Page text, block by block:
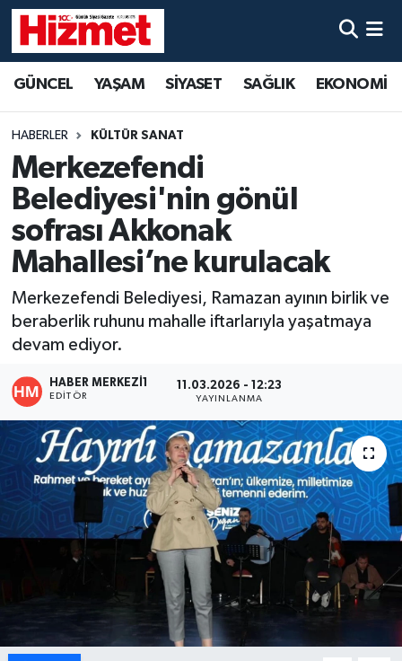
GÜNCEL YAŞAM SİYASET SAĞLIK EKONOMİ
HABERLER KÜLTÜR SANAT
Merkezefendi
Belediyesi'nin gönül
sofrası Akkonak
Mahallesi’ne kurulacak
Merkezefendi Belediyesi, Ramazan ayının birlik ve
beraberlik ruhunu mahalle iftarlarıyla yaşatmaya
devam ediyor.
HABER MERKEZI1
EDITÖR
11.03.2026 - 12:23
YAYINLANMA
YAŞAM
SİYASET
SAĞLIK
EKONOMİ
KÜLTÜR SANAT
SPOR
MAGAZİN
ÖZEL HABER
DTO
RESMİ REKLAM
Denizli Hava Durumu
Denizli Trafik Yoğunluk Haritası
Süper Lig Puan Durumu ve Fikstür
Tüm Manşetler
Son Dakika Haberleri
Haber Arşivi